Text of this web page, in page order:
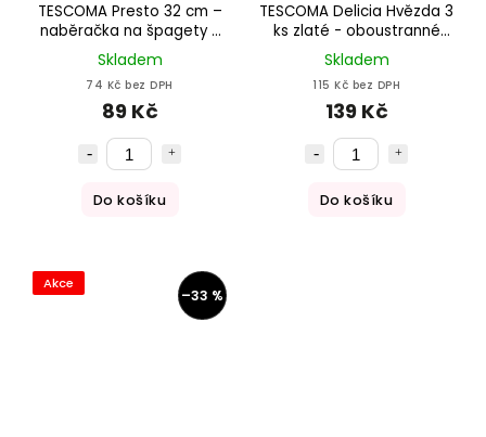
TESCOMA Presto 32 cm –
naběračka na špagety z
nerezové oceli
Skladem
74 Kč bez DPH
89 Kč
Do košíku
TESCOMA Delicia Hvězda 3
ks zlaté - oboustranné
plastové vykrajovátka na
cukroví a perníčky
Skladem
115 Kč bez DPH
139 Kč
Do košíku
Akce
–33 %